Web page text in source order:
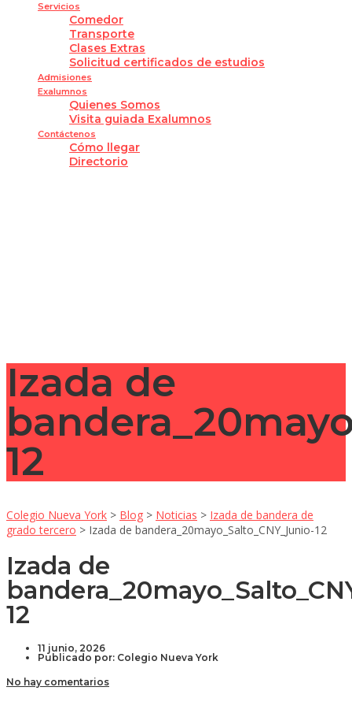
Servicios
Comedor
Transporte
Clases Extras
Solicitud certificados de estudios
Admisiones
Exalumnos
Quienes Somos
Visita guiada Exalumnos
Contáctenos
Cómo llegar
Directorio
Izada de
12
Colegio Nueva York > Blog > Noticias > Izada de bandera de
grado tercero > Izada de bandera_20mayo_Salto_CNY_Junio-12
Izada de
12
11 junio, 2026
Publicado por: Colegio Nueva York
No hay comentarios